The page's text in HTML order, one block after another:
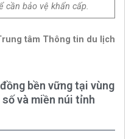
cần bảo vệ khẩn cấp.
tâm Thông tin du lịch
bền vững tại vùng
và miền núi tỉnh